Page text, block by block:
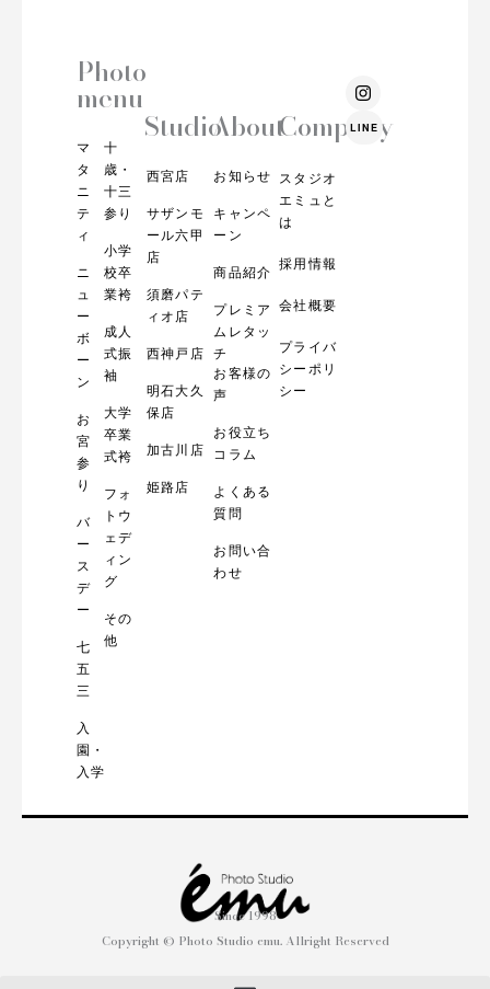
Photo
menu
マ
タ
ニ
テ
ィ
ニ
ュ
ー
ボ
ー
ン
お
宮
参
り
バ
ー
ス
デ
ー
七
五
三
入
園・
入学
十
歳・
十三
参り
小学
校卒
業袴
成人
式振
袖
大学
卒業
式袴
フォ
トウ
ェデ
ィン
グ
その
他
Studio
西宮店
サザンモ
ール六甲
店
須磨パテ
ィオ店
西神戸店
明石大久
保店
加古川店
姫路店
About
お知らせ
キャンペ
ーン
商品紹介
プレミア
ムレタッ
チ
お客様の
声
お役立ち
コラム
よくある
質問
お問い合
わせ
Company
スタジオ
エミュと
は
採用情報
会社概要
プライバ
シーポリ
シー
I
n
s
t
LINE
Since 1998
Copyright © Photo Studio emu. Allright Reserved